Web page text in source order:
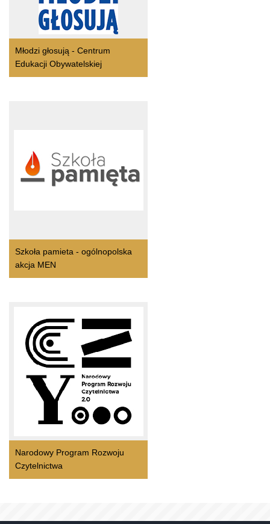
Młodzi głosują - Centrum
Edukacji Obywatelskiej
Szkoła pamieta - ogólnopolska
akcja MEN
Narodowy Program Rozwoju
Czytelnictwa